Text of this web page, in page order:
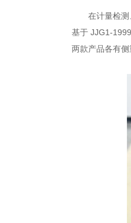
在计量检
基于 JJG1-
两款产品各有侧